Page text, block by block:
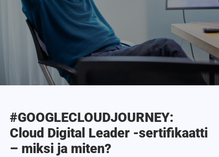
#GOOGLECLOUDJOURNEY:
Cloud Digital Leader -sertifikaatti
– miksi ja miten?